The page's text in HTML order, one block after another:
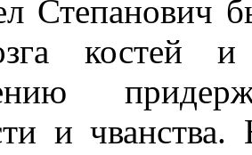
Степанович
костей и
и